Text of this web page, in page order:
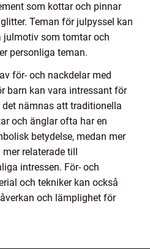
som kottar och pinnar
Teman för julpyssel kan
som tomtar och
personliga teman.
för- och nackdelar med
barn kan vara intressant för
det nämnas att traditionella
och änglar ofta har en
betydelse, medan mer
relaterade till
intressen. För- och
och tekniker kan också
och lämplighet för